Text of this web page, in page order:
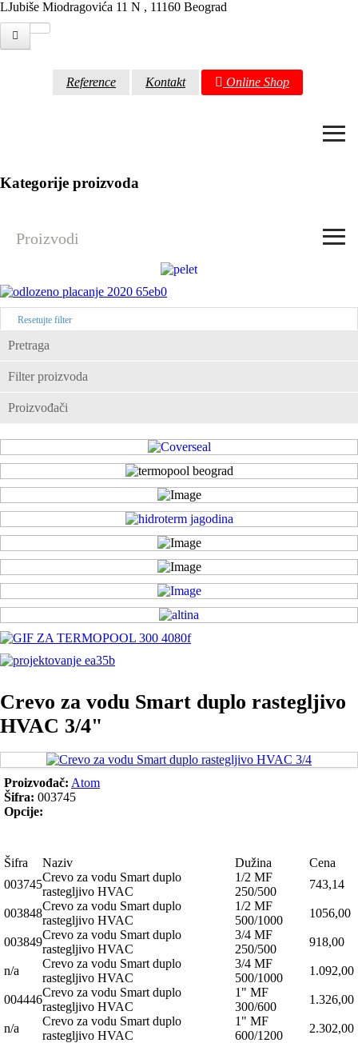
LJubiše Miodragovića 11 N , 11160 Beograd
Reference Kontakt Online Shop
≡
Kategorije proizvoda
Proizvodi ≡
Resetujte filter
Pretraga
Filter proizvoda
Proizvođači
Crevo za vodu Smart duplo rastegljivo
HVAC 3/4"
Proizvođač: Atom
Šifra: 003745
Opcije:
Šifra Naziv Dužina
Cena
003745
Crevo za vodu Smart duplo
rastegljivo HVAC
1/2 MF
250/500
743,14
003848
Crevo za vodu Smart duplo
rastegljivo HVAC
1/2 MF
500/1000
1056,00
003849
Crevo za vodu Smart duplo
rastegljivo HVAC
3/4 MF
250/500
918,00
n/a
Crevo za vodu Smart duplo
rastegljivo HVAC
3/4 MF
500/1000
1.092,00
004446
Crevo za vodu Smart duplo
rastegljivo HVAC
1" MF
300/600
1.326,00
n/a
Crevo za vodu Smart duplo
rastegljivo HVAC
1" MF
600/1200
2.302,00